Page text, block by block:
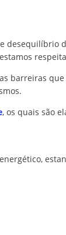
barreiras
, os quais são